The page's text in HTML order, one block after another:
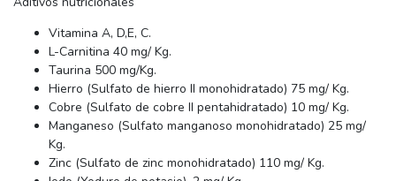
Vitamina A, D,E, C.
L-Carnitina 40 mg/ Kg.
Taurina 500 mg/Kg.
Hierro (Sulfato de hierro II monohidratado) 75 mg/ Kg.
Cobre (Sulfato de cobre II pentahidratado) 10 mg/ Kg.
Manganeso (Sulfato manganoso monohidratado) 25 mg/
Kg.
Zinc (Sulfato de zinc monohidratado) 110 mg/ Kg.